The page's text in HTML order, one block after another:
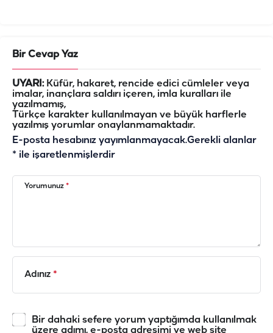
Bir Cevap Yaz
UYARI:Küfür, hakaret, rencide edici cümleler veya
imalar, inançlara saldırı içeren, imla kuralları ile
yazılmamış,
Türkçe karakter kullanılmayan ve büyük harflerle
yazılmış yorumlar onaylanmamaktadır.
E-posta hesabınız yayımlanmayacak.Gerekli alanlar
* ile işaretlenmişlerdir
Yorumunuz *
Adınız *
Bir dahaki sefere yorum yaptığımda kullanılmak
üzere adımı, e-posta adresimi ve web site